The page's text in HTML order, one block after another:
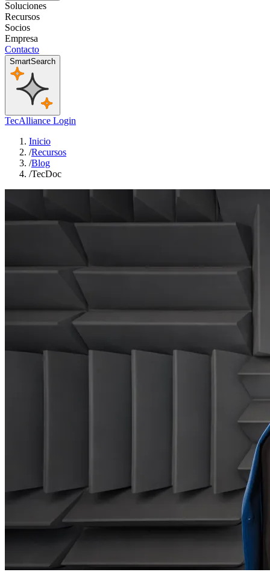
Soluciones
Recursos
Socios
Empresa
Contacto
SmartSearch
TecAlliance Login
Inicio
/Recursos
/Blog
/TecDoc